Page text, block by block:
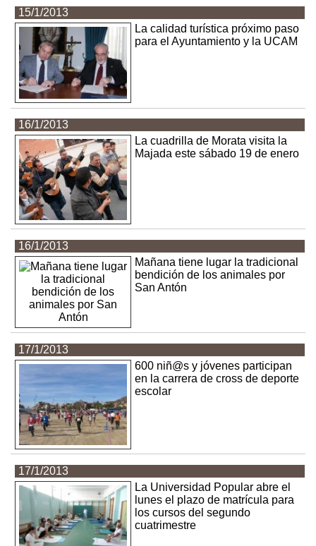
15/1/2013
La calidad turística próximo paso
para el Ayuntamiento y la UCAM
16/1/2013
La cuadrilla de Morata visita la
Majada este sábado 19 de enero
16/1/2013
Mañana tiene lugar la tradicional
bendición de los animales por
San Antón
17/1/2013
600 niñ@s y jóvenes participan
en la carrera de cross de deporte
escolar
17/1/2013
La Universidad Popular abre el
lunes el plazo de matrícula para
los cursos del segundo
cuatrimestre